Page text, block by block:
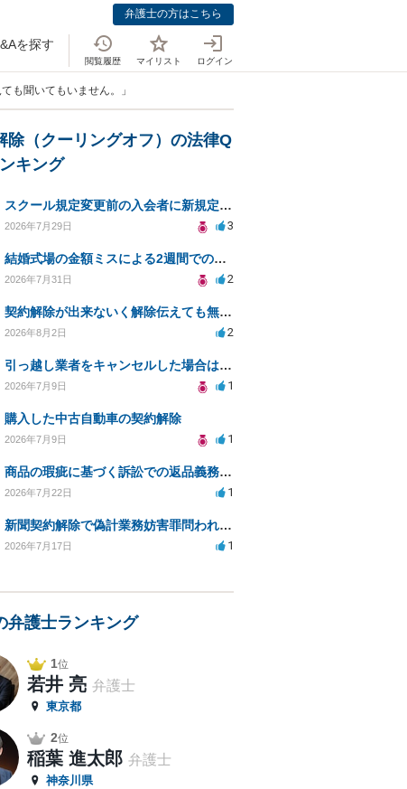
弁護士の方はこちら
を探す
閲覧履歴 マイリスト ログイン
も聞いてもいません。」
除（クーリングオフ）の法律Q
キング
スクール規定変更前の入会者に新規定は適用されるのか
2026年7月29日 3
結婚式場の金額ミスによる2週間での解約。キャンセル料10万円の免除は可能か。
2026年7月31日 2
契約解除が出来ないく解除伝えても無視請求をされる
2026年8月2日 2
引っ越し業者をキャンセルした場合は法的問題になりますか？
2026年7月9日 1
購入した中古自動車の契約解除
2026年7月9日 1
商品の瑕疵に基づく訴訟での返品義務の有無について教えてください
2026年7月22日 1
新聞契約解除で偽計業務妨害罪問われる可能性は？
2026年7月17日 1
弁護士ランキング
1位
若井 亮 弁護士
東京都
2位
稲葉 進太郎 弁護士
神奈川県